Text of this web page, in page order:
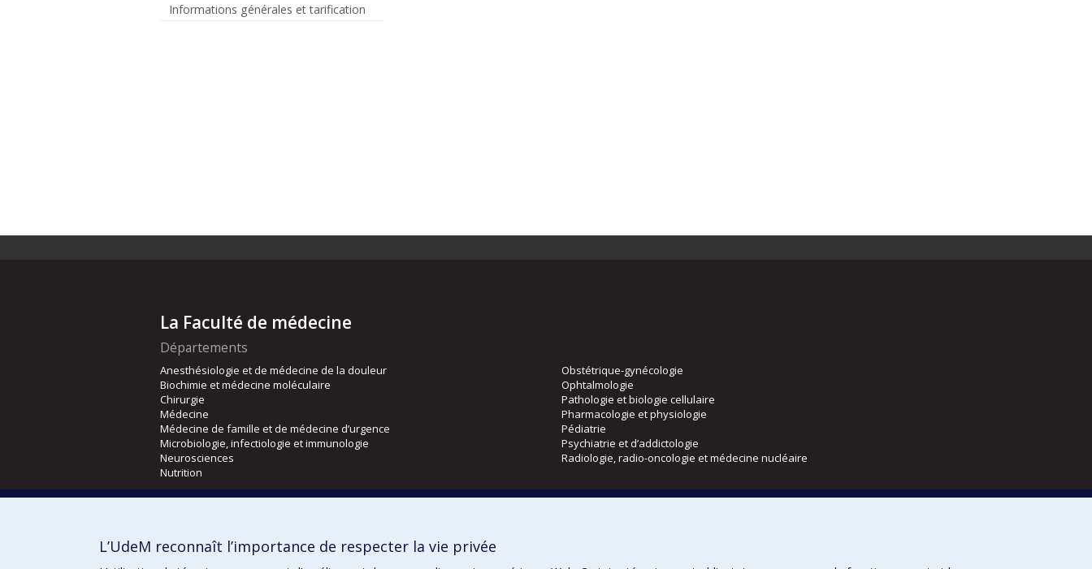
Informations générales et tarification
La Faculté de médecine
Départements
Anesthésiologie et de médecine de la douleur
Biochimie et médecine moléculaire
Chirurgie
Médecine
Médecine de famille et de médecine d’urgence
Microbiologie, infectiologie et immunologie
Neurosciences
Nutrition
Obstétrique-gynécologie
Ophtalmologie
Pathologie et biologie cellulaire
Pharmacologie et physiologie
Pédiatrie
Psychiatrie et d’addictologie
Radiologie, radio-oncologie et médecine nucléaire
Orthophonie et audiologie
L’UdeM reconnaît l’importance de respecter la vie privée